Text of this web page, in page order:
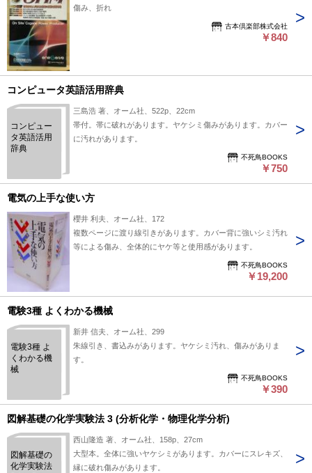
傷み、折れ
古本倶楽部株式会社
￥840
コンピュータ英語活用辞典
コンピュー
タ英語活用
辞典
三島浩 著、オーム社、522p、22cm
帯付。帯に破れがあります。ヤケシミ傷みがあります。カバー
に汚れがあります。
不死鳥BOOKS
￥750
電気の上手な使い方
櫻井 利夫、オーム社、172
複数ページに渡り線引きがあります。カバー背に強いシミ汚れ
等による傷み、全体的にヤケ等と使用感があります。
不死鳥BOOKS
￥19,200
電験3種 よくわかる機械
電験3種 よ
くわかる機
械
新井 信夫、オーム社、299
朱線引き、書込みがあります。ヤケシミ汚れ、傷みがありま
す。
不死鳥BOOKS
￥390
図解基礎の化学実験法 3 (分析化学・物理化学分析)
図解基礎の
化学実験法
西山隆造 著、オーム社、158p、27cm
大型本。全体に強いヤケシミがあります。カバーにスレキズ、
縁に破れ傷みがあります。